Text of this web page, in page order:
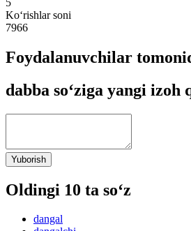
Ko‘rishlar soni
7966
Foydalanuvchilar
dabba so‘ziga yangi izoh
Yuborish
Oldingi 10 ta so‘z
dangal